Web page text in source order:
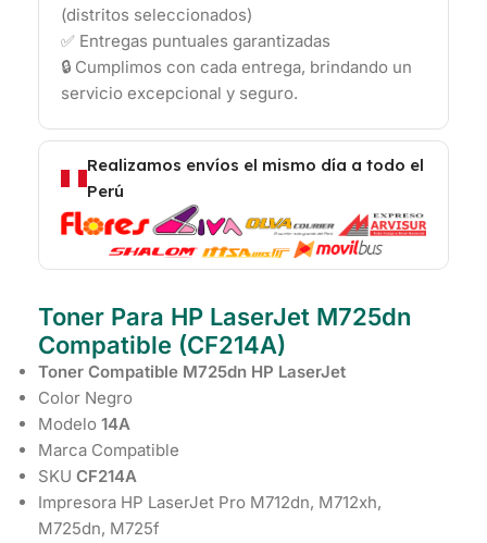
(distritos seleccionados)
✅ Entregas puntuales garantizadas
🔒 Cumplimos con cada entrega, brindando un
servicio excepcional y seguro.
Realizamos envíos el mismo día a todo el
Perú
Toner Para HP LaserJet M725dn
Compatible (CF214A)
Toner Compatible M725dn HP LaserJet
Color Negro
Modelo 14A
Marca Compatible
SKU CF214A
Impresora HP LaserJet Pro M712dn, M712xh,
M725dn, M725f